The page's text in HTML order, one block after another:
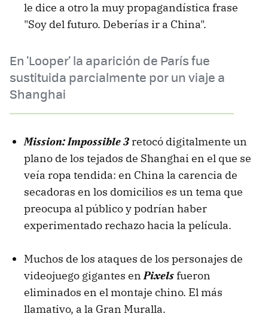
le dice a otro la muy propagandística frase
"Soy del futuro. Deberías ir a China".
En 'Looper' la aparición de París fue
sustituida parcialmente por un viaje a
Shanghai
Mission: Impossible 3 retocó digitalmente un
plano de los tejados de Shanghai en el que se
veía ropa tendida: en China la carencia de
secadoras en los domicilios es un tema que
preocupa al público y podrían haber
experimentado rechazo hacia la película.
Muchos de los ataques de los personajes de
videojuego gigantes enPixelsfueron
eliminados en el montaje chino. El más
llamativo, a la Gran Muralla.